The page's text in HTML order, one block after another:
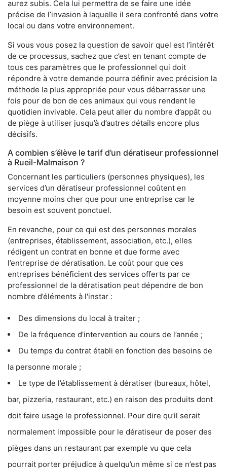
aurez subis. Cela lui permettra de se faire une idée
précise de l’invasion à laquelle il sera confronté dans votre
local ou dans votre environnement.
Si vous vous posez la question de savoir quel est l’intérêt
de ce processus, sachez que c’est en tenant compte de
tous ces paramètres que le professionnel qui doit
répondre à votre demande pourra définir avec précision la
méthode la plus appropriée pour vous débarrasser une
fois pour de bon de ces animaux qui vous rendent le
quotidien invivable. Cela peut aller du nombre d’appât ou
de piège à utiliser jusqu’à d’autres détails encore plus
décisifs.
A combien s’élève le tarif d’un dératiseur professionnel
à Rueil-Malmaison ?
Concernant les particuliers (personnes physiques), les
services d’un dératiseur professionnel coûtent en
moyenne moins cher que pour une entreprise car le
besoin est souvent ponctuel.
En revanche, pour ce qui est des personnes morales
(entreprises, établissement, association, etc.), elles
rédigent un contrat en bonne et due forme avec
l’entreprise de dératisation. Le coût pour que ces
entreprises bénéficient des services offerts par ce
professionnel de la dératisation peut dépendre de bon
nombre d’éléments à l'instar :
Des dimensions du local à traiter ;
De la fréquence d’intervention au cours de l’année ;
Du temps du contrat établi en fonction des besoins de
la personne morale ;
Le type de l’établissement à dératiser (bureaux, hôtel,
bar, pizzeria, restaurant, etc.) en raison des produits dont
doit faire usage le professionnel. Pour dire qu’il serait
normalement impossible pour le dératiseur de poser des
pièges dans un restaurant par exemple vu que cela
pourrait porter préjudice à quelqu’un même si ce n’est pas